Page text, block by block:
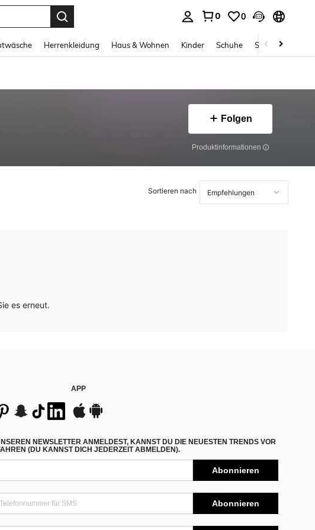
0 0
Herrenkleidung Haus & Wohnen Kinder Schuhe Schmuck &
Folgen
Produktinformationen
Sortieren nach
es erneut.
APP
NEWSLETTER ANMELDEST, KANNST DU DIE NEUESTEN TRENDS VOR
(DU KANNST DICH JEDERZEIT ABMELDEN).
Abonnieren
Abonnieren